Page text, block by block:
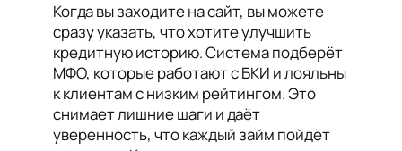
Когда вы заходите на сайт, вы можете
сразу указать, что хотите улучшить
кредитную историю. Система подберёт
МФО, которые работают с БКИ и лояльны
к клиентам с низким рейтингом. Это
снимает лишние шаги и даёт
уверенность, что каждый займ пойдёт